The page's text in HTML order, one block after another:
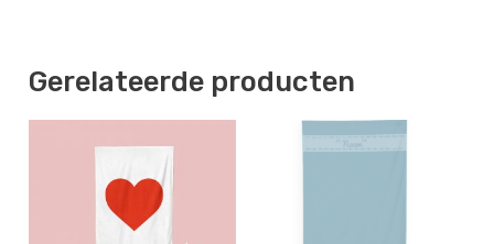
Gerelateerde producten
€24.50
tot
€47.00